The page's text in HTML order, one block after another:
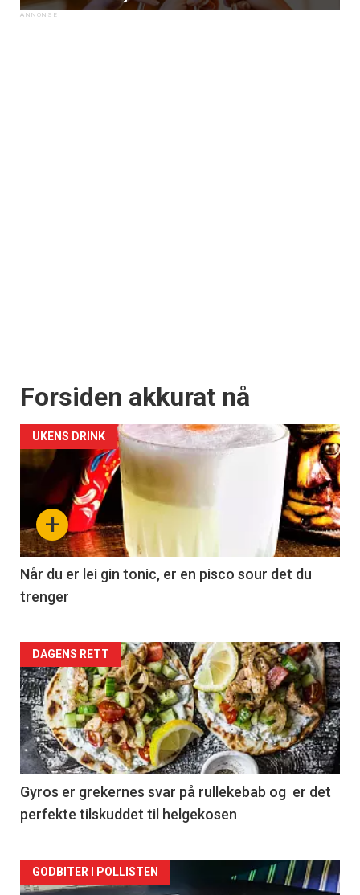
Forsiden akkurat nå
+
UKENS DRINK
Når du er lei gin tonic, er en pisco sour det du
trenger
Forsiden
akkurat
nå
-
2
DAGENS RETT
Gyros er grekernes svar på rullekebab og er det
perfekte tilskuddet til helgekosen
Forsiden
GODBITER I POLLISTEN